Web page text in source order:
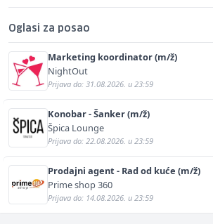
Oglasi za posao
Marketing koordinator (m/ž)
NightOut
Prijava do: 31.08.2026. u 23:59
Konobar - Šanker (m/ž)
Špica Lounge
Prijava do: 22.08.2026. u 23:59
Prodajni agent - Rad od kuće (m/ž)
Prime shop 360
Prijava do: 14.08.2026. u 23:59